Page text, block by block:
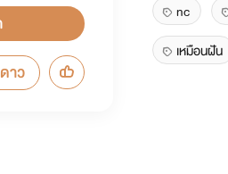
าว
nc
เหมือนฝัน